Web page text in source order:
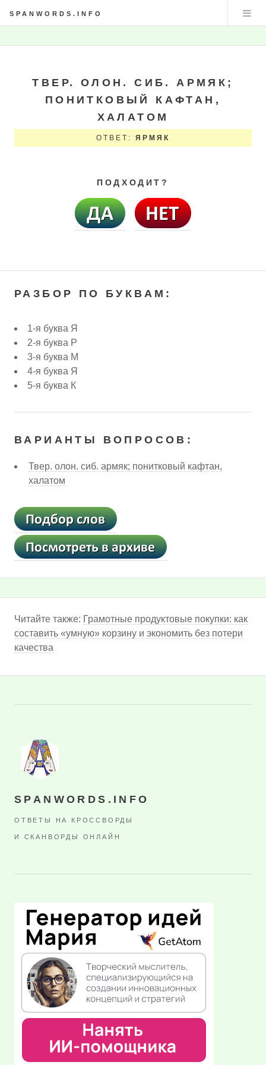
SPANWORDS.INFO
ТВЕР. ОЛОН. СИБ. АРМЯК;
ПОНИТКОВЫЙ КАФТАН,
ХАЛАТОМ
ОТВЕТ:ЯРМЯК
ПОДХОДИТ?
РАЗБОР ПО БУКВАМ:
1-я буква Я
2-я буква Р
3-я буква М
4-я буква Я
5-я буква К
ВАРИАНТЫ ВОПРОСОВ:
Твер. олон. сиб. армяк; понитковый кафтан,
халатом
Читайте также: Грамотные продуктовые покупки: как
составить «умную» корзину и экономить без потери
качества
SPANWORDS.INFO
ОТВЕТЫ НА КРОССВОРДЫ
И СКАНВОРДЫ ОНЛАЙН